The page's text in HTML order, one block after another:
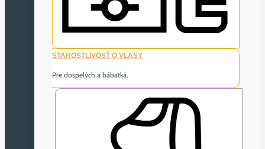
STAROSTLIVOSŤ O VLASY
Pre dospelých a bábätká.